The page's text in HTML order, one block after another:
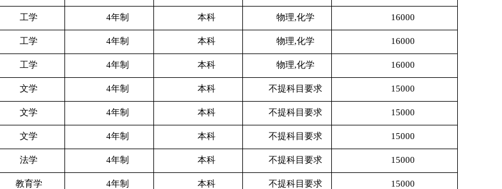
工学 4年制 本科 物理,化学 16000
工学 4年制 本科 物理,化学 16000
工学 4年制 本科 物理,化学 16000
文学 4年制 本科 不提科目要求 15000
文学 4年制 本科 不提科目要求 15000
文学 4年制 本科 不提科目要求 15000
法学 4年制 本科 不提科目要求 15000
教育学 4年制 本科 不提科目要求 15000